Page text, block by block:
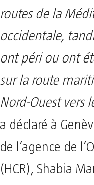
routes de la
occidentale,
ont péri ou ont
sur la route
Nord-Ouest vers
a déclaré à
de l’agence de
(HCR), Shabia